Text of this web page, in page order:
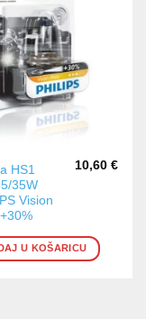
HS1
35W
Vision
10,60 €
U KOŠARICU